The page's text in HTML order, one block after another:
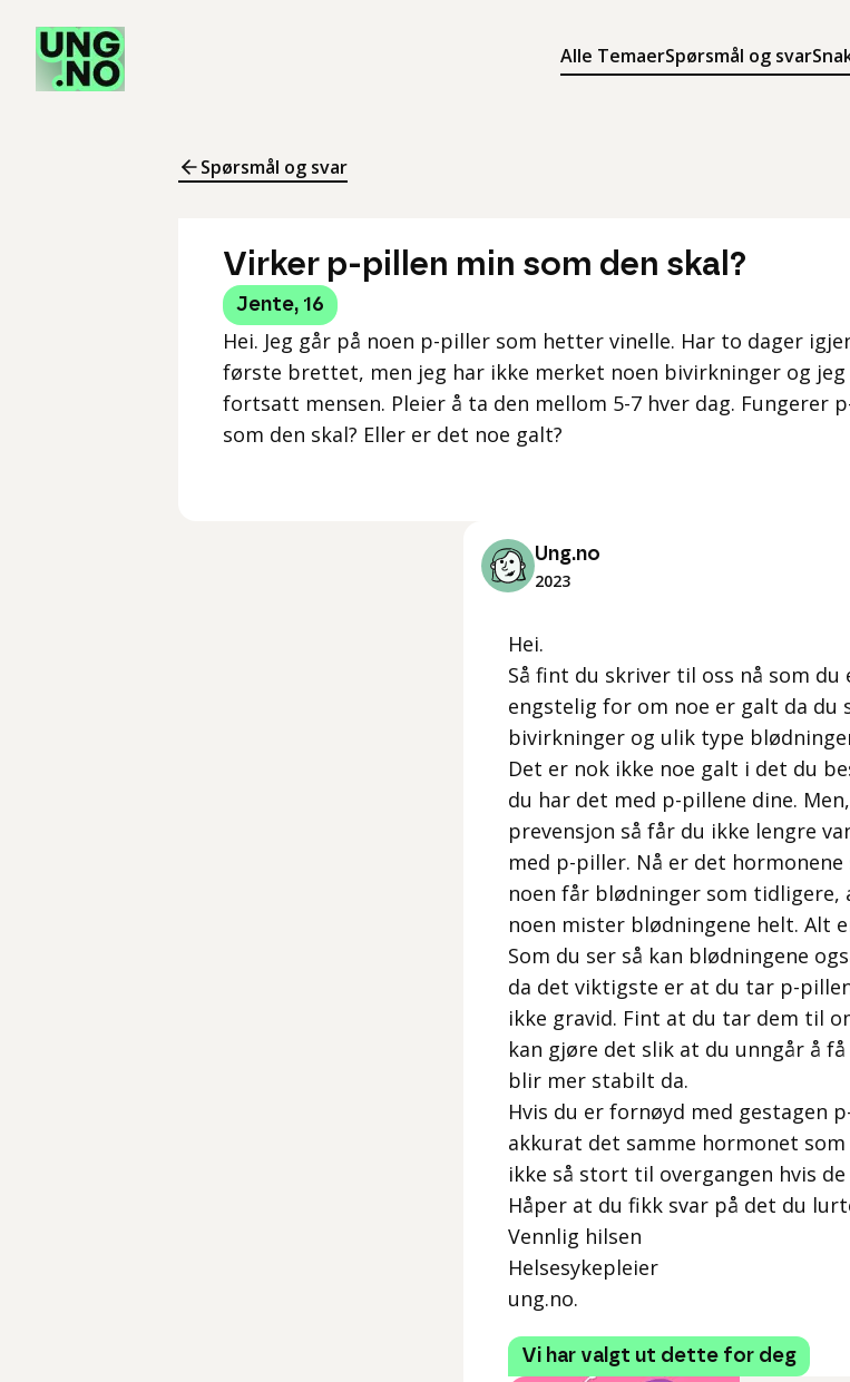
Alle TemaerSpørsmål og svar
Søk
Meny
Spørsmål og svar
Virker p-pillen min som den skal?
Jente, 16
Hei. Jeg går på noen p-piller som hetter vinelle. Har to dager
første brettet, men jeg har ikke merket noen bivirkninger og
fortsatt mensen. Pleier å ta den mellom 5-7 hver dag. Fungerer
som den skal? Eller er det noe galt?
Ung.no
2023
Hei.
Så fint du skriver til oss nå som
engstelig for om noe er galt da
bivirkninger og ulik type
Det er nok ikke noe galt i det du
du har det med p-pillene dine.
prevensjon så får du ikke lengre
med p-piller. Nå er det
noen får blødninger som
noen mister blødningene helt. Alt
Som du ser så kan blødningene
da det viktigste er at du tar p-
ikke gravid. Fint at du tar dem til
kan gjøre det slik at du unngår å
blir mer stabilt da.
Hvis du er fornøyd med gestagen
akkurat det samme hormonet
ikke så stort til overgangen hvis
Håper at du fikk svar på det du
Vennlig hilsen
Helsesykepleier
ung.no.
Vi har valgt ut dette for deg